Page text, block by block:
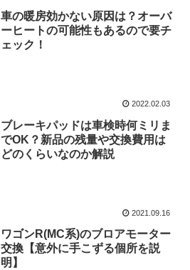
車の暖房効かない原因は？オーバ
ーヒートの可能性もあるので要チ
ェック！
2022.02.03
ブレーキパッドは車検時何ミリま
でOK？新品の残量や交換費用は
どのくらいなのか解説
2021.09.16
ワゴンR(MC系)のブロアモーター
交換【意外に手こずる個所を説
明】